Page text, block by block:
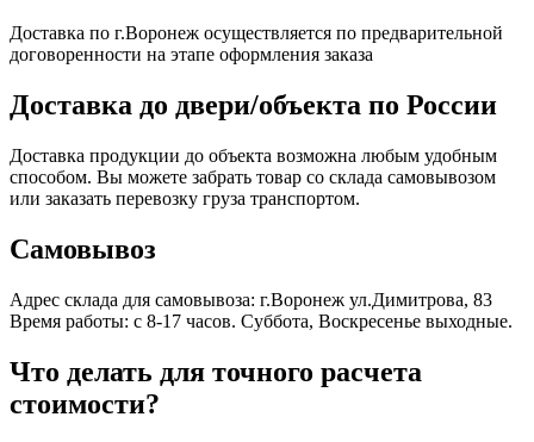
Доставка по г.Воронеж осуществляется по предварительной
договоренности на этапе оформления заказа
Доставка до двери/объекта по России
Доставка продукции до объекта возможна любым удобным
способом. Вы можете забрать товар со склада самовывозом
или заказать перевозку груза транспортом.
Самовывоз
Адрес склада для самовывоза: г.Воронеж ул.Димитрова, 83
Время работы: с 8-17 часов. Суббота, Воскресенье выходные.
Что делать для точного расчета
стоимости?